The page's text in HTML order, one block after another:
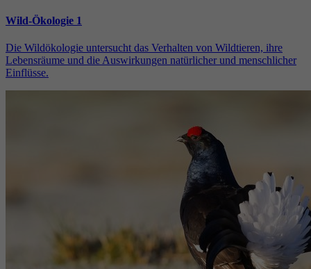
Wild-Ökologie 1
Die Wildökologie untersucht das Verhalten von Wildtieren, ihre
Lebensräume und die Auswirkungen natürlicher und menschlicher
Einflüsse.